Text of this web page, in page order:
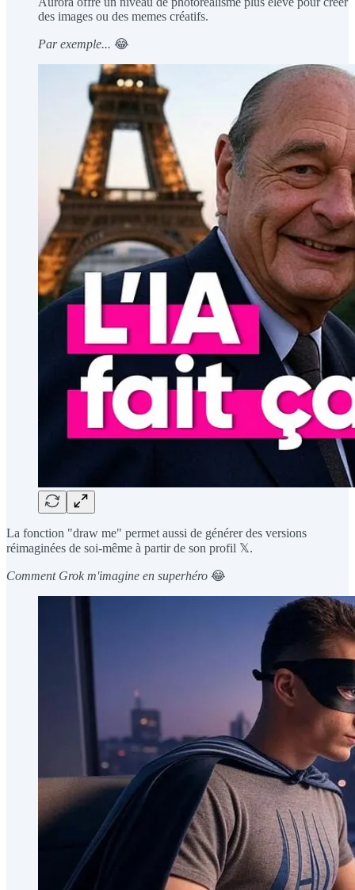
des images ou des memes créatifs.
Par exemple... 😂
La fonction "draw me" permet aussi de générer des versions
réimaginées de soi-même à partir de son profil 𝕏.
Comment Grok m'imagine en superhéro 😂